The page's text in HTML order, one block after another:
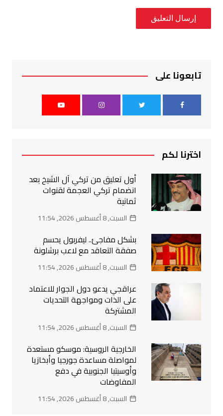
تابعونا على
اخترنا لكم
أول تعليق من تركي آل الشيخ بعد
انضمام تركي العجمة لقنوات
ثمانية
السبت, 8 أغسطس 2026, 11:54
بشكل مفاجئ.. ليفربول يحسم
صفقة التعاقد مع لاعب برشلونة
السبت, 8 أغسطس 2026, 11:54
عراقجي يدعو دول الجوار للاعتماد
على الذات ومواجهة التحديات
المشتركة
السبت, 8 أغسطس 2026, 11:54
الخارجية الروسية: موسكو مستعدة
لمواصلة مساعدة جورجيا وأبخازيا
وأوسيتيا الجنوبية في دفع
المفاوضات
السبت, 8 أغسطس 2026, 11:54